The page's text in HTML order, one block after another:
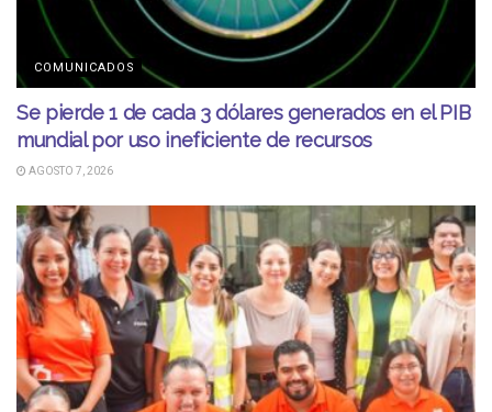
COMUNICADOS
Se pierde 1 de cada 3 dólares generados en el PIB
mundial por uso ineficiente de recursos
AGOSTO 7, 2026